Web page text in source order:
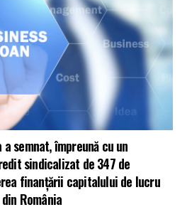
semnat, împreună cu un
sindicalizat de 347 de
finanțării capitalului de lucru
România